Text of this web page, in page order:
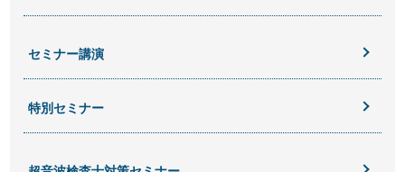
セミナー講演
特別セミナー